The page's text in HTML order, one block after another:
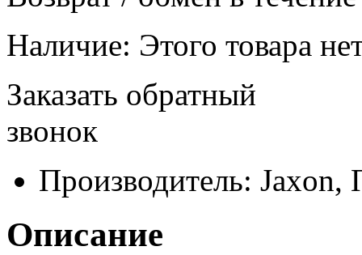
Наличие: Этого товара
Заказать обратный
звонок
Производитель: Jaxon,
Описание